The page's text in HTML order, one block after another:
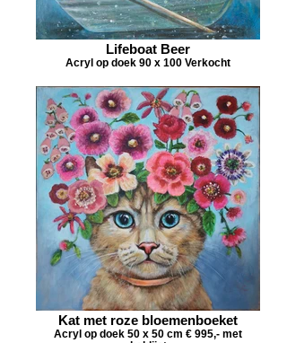
Lifeboat Beer
Acryl op doek 90 x 100 Verkocht
Kat met roze bloemenboeket
Acryl op doek 50 x 50 cm € 995,- met